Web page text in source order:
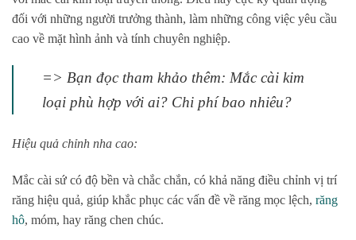
đối với những người trưởng thành, làm những công việc yêu cầu
cao về mặt hình ảnh và tính chuyên nghiệp.
=> Bạn đọc tham khảo thêm: Mắc cài kim
loại phù hợp với ai? Chi phí bao nhiêu?
Hiệu quả chỉnh nha cao:
Mắc cài sứ có độ bền và chắc chắn, có khả năng điều chỉnh vị trí
răng hiệu quả, giúp khắc phục các vấn đề về răng mọc lệch, răng
hô, móm, hay răng chen chúc.